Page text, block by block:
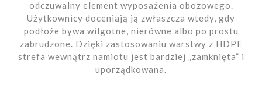
odczuwalny element wyposażenia obozowego.
Użytkownicy doceniają ją zwłaszcza wtedy, gdy
podłoże bywa wilgotne, nierówne albo po prostu
zabrudzone. Dzięki zastosowaniu warstwy z HDPE
strefa wewnątrz namiotu jest bardziej „zamknięta” i
uporządkowana.